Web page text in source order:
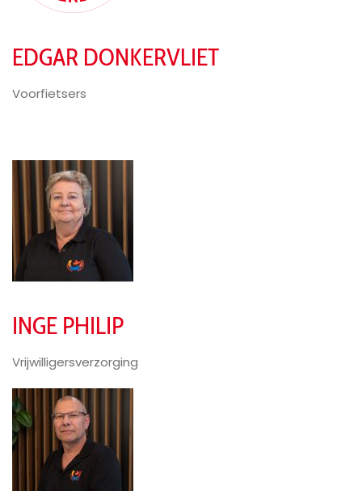
EDGAR DONKERVLIET
Voorfietsers
INGE PHILIP
Vrijwilligersverzorging